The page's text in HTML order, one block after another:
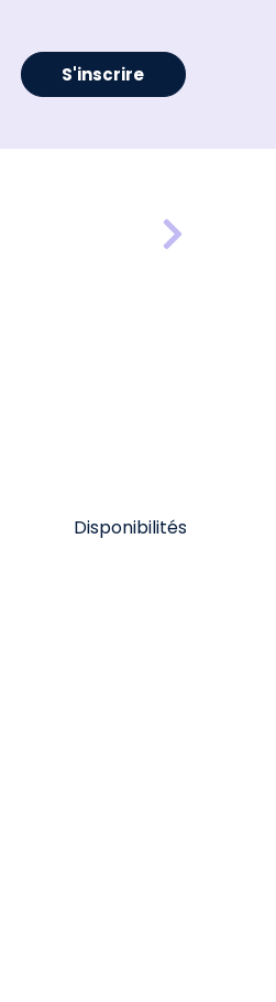
S'inscrire
Disponibilités